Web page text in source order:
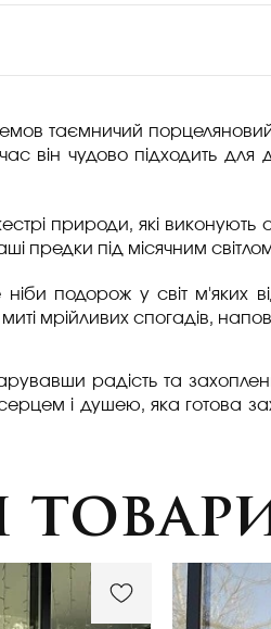
таємничий
він чудово підходить для
природи, які
предки під місячним
подорож у світ
мрійливих спогадів,
радість та
і душею, яка готова